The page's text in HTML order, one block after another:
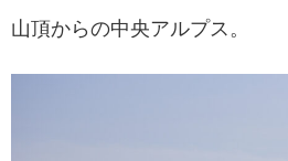
山頂からの中央アルプス。